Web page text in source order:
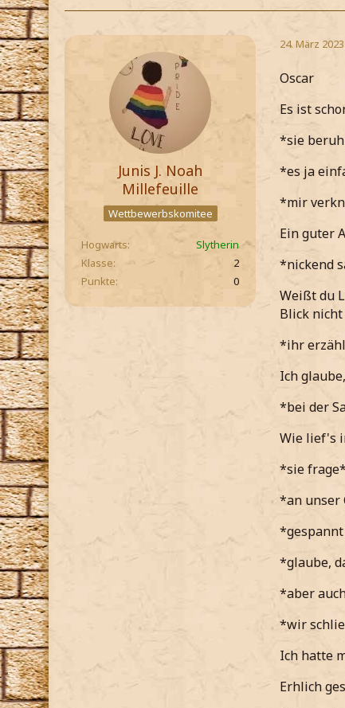
Junis J. Noah
Millefeuille
Wettbewerbskomitee
Hogwarts
Slytherin
Klasse
2
Punkte
0
24. März
Oscar
Es ist
*sie
*es ja
*mir
Ein guter
*nickend
Weißt du
Blick
*ihr
Ich
*bei der
Wie lief's
*sie frage*
*an unser
*glaube,
*aber
*wir
Ich hatte
Erhlich